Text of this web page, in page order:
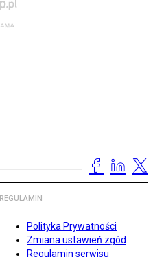
REGULAMIN
Polityka Prywatności
Zmiana ustawień zgód
Regulamin serwisu